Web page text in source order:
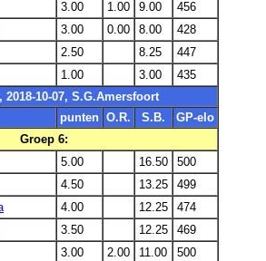
3.00 1.00 9.00
456
3.00 0.00 8.00
428
2.50 8.25
447
1.00 3.00
435
2018-10-07, S.G.Amersfoort
punten O.R. S.B.
GP-elo
Groep 6:
5.00 16.50
500
4.50 13.25
499
4.00 12.25
474
3.50 12.25
469
3.00 2.00 11.00
500